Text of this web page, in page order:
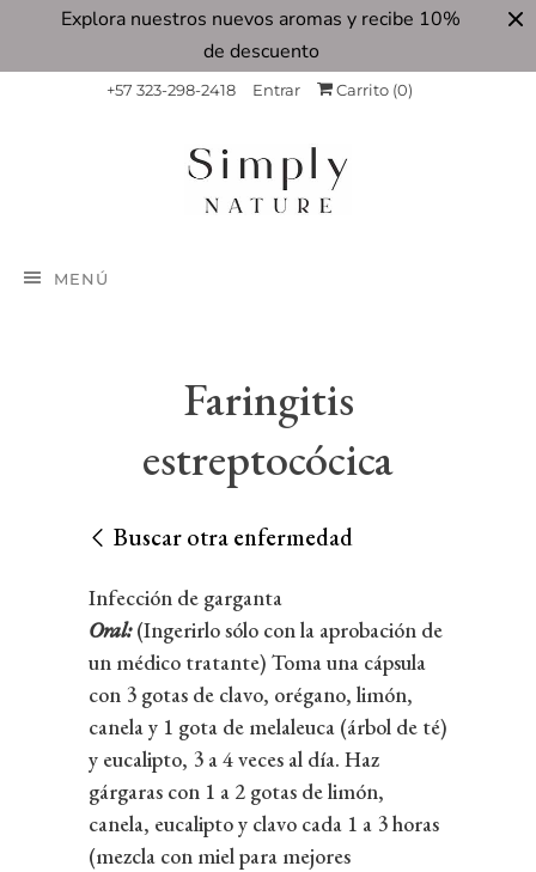
Explora nuestros nuevos aromas y recibe 10%
de descuento
+57 323-298-2418 Entrar Carrito (0)
MENÚ
Faringitis
estreptocócica
Buscar otra enfermedad
Infección de garganta
Oral:(Ingerirlo sólo con la aprobación de
un médico tratante) Toma una cápsula
con 3 gotas de clavo, orégano, limón,
canela y 1 gota de melaleuca (árbol de té)
y eucalipto, 3 a 4 veces al día. Haz
gárgaras con 1 a 2 gotas de limón,
canela, eucalipto y clavo cada 1 a 3 horas
(mezcla con miel para mejores